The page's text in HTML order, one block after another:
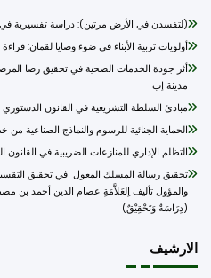
(لتفسدن في الأرض مرتين): دراسة تفسيرية في
أولويات تربية الأبناء في ضوء وصايا لقمان: قراءة
أثر جودة الخدمات الصحية في تحقيق رضا المرضى:
مدينة إب
مبادئ السلطة التشريعية في القانون الدستوري
الحماية الجنائية للرسوم والنماذج الصناعية من خطر
التظلم الإداري للمنازعات الضريبية في القانون
تحقيق رسالة المسلك المعول في تحقيق التقسيم
(دِرَاسَةٌ وَتَحْقِيْقٌ)